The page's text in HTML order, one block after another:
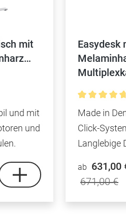
mit
von 4.9 von 5 Sternen
und mit
und
Easydesk
Made in
Click-
Langlebige
ab 631,00
671,00 €